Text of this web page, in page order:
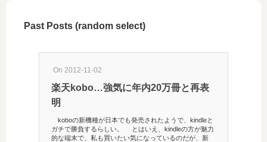
Past Posts (random select)
On 2012-11-02
楽天kobo…強気に年内20万冊と再表
明
koboの新機種が日本でも発売されたようで、kindleと
ガチで勝負するらしい。 とはいえ、kindleの方が魅力
的な端末で、私も買いたい気になっているのだが、新